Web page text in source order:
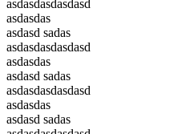
asdasdasdasdasd
asdasdas
asdasd sadas
asdasdasdasdasd
asdasdas
asdasd sadas
asdasdasdasdasd
asdasdas
asdasd sadas